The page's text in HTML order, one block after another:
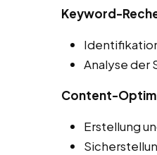
Keyword-
Analyse der
Content-
Erstellung